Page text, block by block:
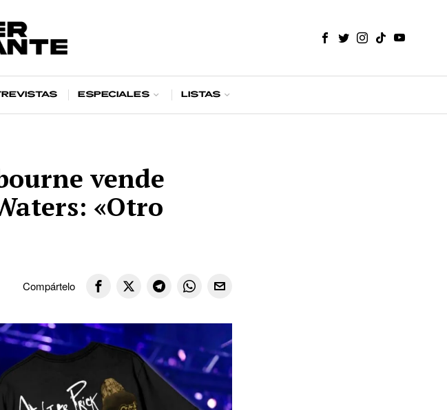
Especiales Listas
vende
«Otro
Compártelo